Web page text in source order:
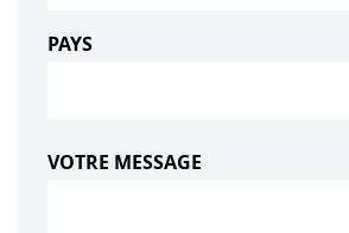
PAYS
VOTRE MESSAGE